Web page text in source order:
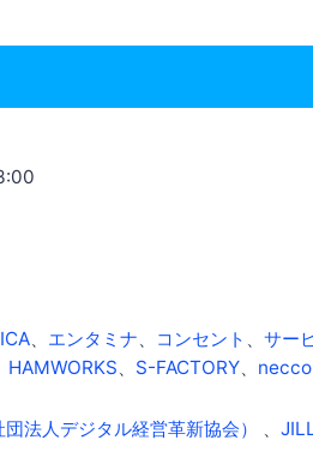
エンタミナ コンセント サー
HAMWORKS S-FACTORY necco
法人デジタル経営革新協会）